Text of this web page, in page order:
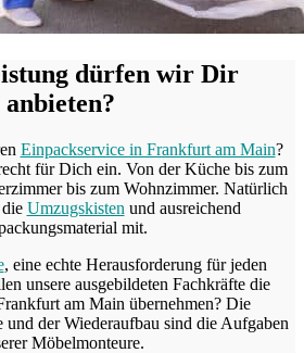
dürfen wir Dir
anbieten?
Einpackservice in Frankfurt am Main?
für Dich ein. Von der Küche bis zum
bis zum Wohnzimmer. Natürlich
Umzugskisten und ausreichend
mit.
, eine echte Herausforderung für jeden
unsere ausgebildeten Fachkräfte die
am Main übernehmen? Die
und der Wiederaufbau sind die Aufgaben
Möbelmonteure.